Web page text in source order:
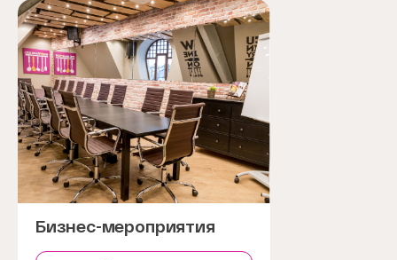
Бизнес-мероприятия